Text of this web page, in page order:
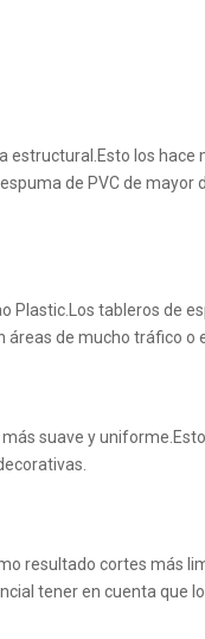
estructural.Esto los
de PVC de mayor
Plastic.Los tableros de
de mucho tráfico o
suave y
resultado cortes más
tener en cuenta que